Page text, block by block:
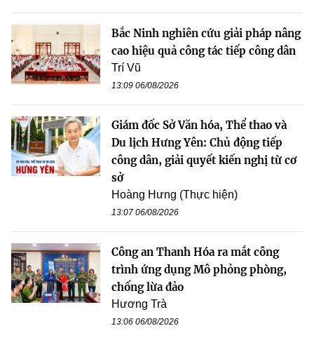
Bắc Ninh nghiên cứu giải pháp nâng
cao hiệu quả công tác tiếp công dân
Trí Vũ
13:09 06/08/2026
Giám đốc Sở Văn hóa, Thể thao và
Du lịch Hưng Yên: Chủ động tiếp
công dân, giải quyết kiến nghị từ cơ
sở
Hoàng Hưng (Thực hiện)
13:07 06/08/2026
Công an Thanh Hóa ra mắt công
trình ứng dụng Mô phỏng phòng,
chống lừa đảo
Hương Trà
13:06 06/08/2026